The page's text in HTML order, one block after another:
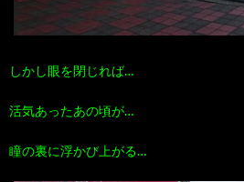
しかし眼を閉じれば…
活気あったあの頃が…
瞳の裏に浮かび上がる…